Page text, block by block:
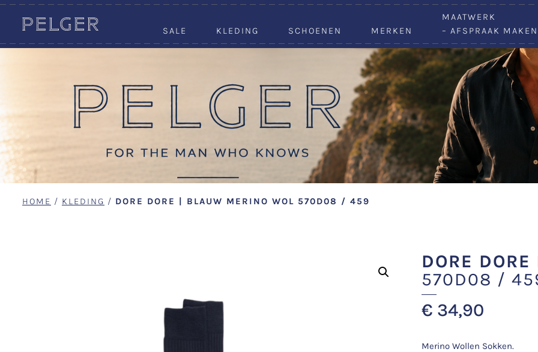
SALE KLEDING SCHOENEN MERKEN
MAATWERK
– AFSPRAAK
HOME / KLEDING / DORE DORE | BLAUW MERINO WOL 570D08 / 459
DORE DORE
570D08 /
€ 34,90
Merino Wollen Sokken.